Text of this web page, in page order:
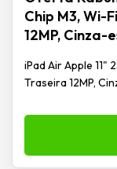
Chip M3, Wi-
12MP, Cinza-
iPad Air Apple 11"
Traseira 12MP,